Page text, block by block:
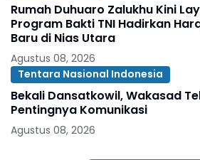
Rumah Duhuaro Zalukhu Kini
Program Bakti TNI Hadirkan
Baru di Nias Utara
Agustus 08, 2026
Tentara Nasional Indonesia
Bekali Dansatkowil, Wakasad
Pentingnya Komunikasi
Agustus 08, 2026